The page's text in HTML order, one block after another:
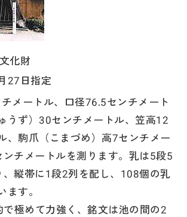
化財
27日指定
メートル、口径76.5センチメート
うず）30センチメートル、笠高12
、駒爪（こまづめ）高7センチメー
ンチメートルを測ります。乳は5段5
縦帯に1段2列を配し、108個の乳
す。
極めて力強く、銘文は池の間の2